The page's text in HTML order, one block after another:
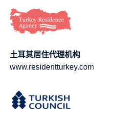
土耳其居住代理机构
www.residentturkey.com